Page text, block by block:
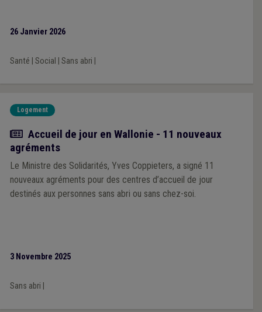
26 Janvier 2026
Santé Social Sans abri
Logement
Actualité
Accueil de jour en Wallonie - 11 nouveaux
agréments
Le Ministre des Solidarités, Yves Coppieters, a signé 11
nouveaux agréments pour des centres d’accueil de jour
destinés aux personnes sans abri ou sans chez-soi.
3 Novembre 2025
Sans abri